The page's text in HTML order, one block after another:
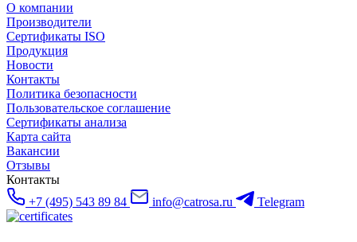
О компании
Производители
Сертификаты ISO
Продукция
Новости
Контакты
Политика безопасности
Пользовательское соглашение
Сертификаты анализа
Карта сайта
Вакансии
Отзывы
Контакты
+7 (495) 543 89 84
info@catrosa.ru Telegram